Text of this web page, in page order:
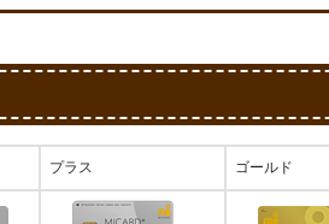
プラス ゴールド